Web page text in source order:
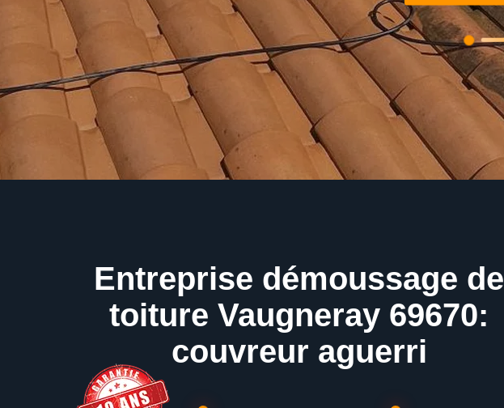
Entreprise démoussage de
toiture Vaugneray 69670:
couvreur aguerri